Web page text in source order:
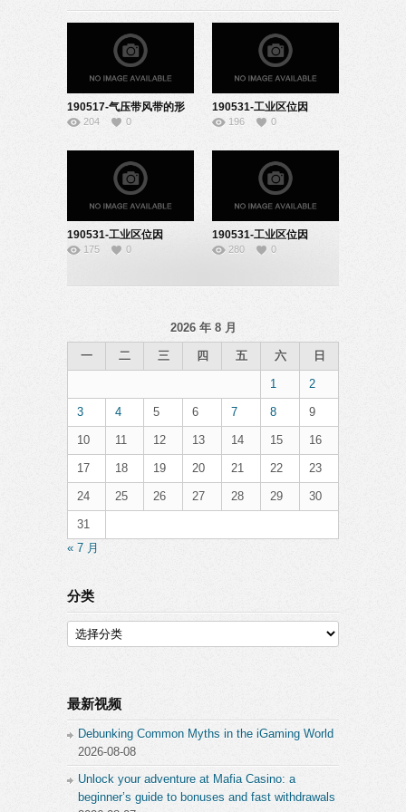
190517-气压带风带的形
成-22161013
204 0
190531-工业区位因
素-22161013
196 0
190531-工业区位因
素-22161033
175 0
190531-工业区位因
素-10160214
280 0
2026 年 8 月
一 二 三 四 五 六 日
1 2
3 4 5 6 7 8 9
10 11 12 13 14 15 16
17 18 19 20 21 22 23
24 25 26 27 28 29 30
31
« 7 月
分类
分
类
最新视频
Debunking Common Myths in the iGaming World
2026-08-08
Unlock your adventure at Mafia Casino: a
beginner’s guide to bonuses and fast withdrawals